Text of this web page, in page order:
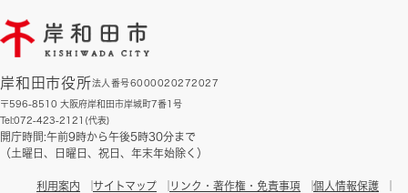
岸和田市役所法人番号6000020272027
〒596-8510 大阪府岸和田市岸城町7番1号
Tel:072-423-2121(代表)
開庁時間:午前9時から午後5時30分まで
（土曜日、日曜日、祝日、年末年始除く）
利用案内 サイトマップ リンク・著作権・免責事項
個人情報保護